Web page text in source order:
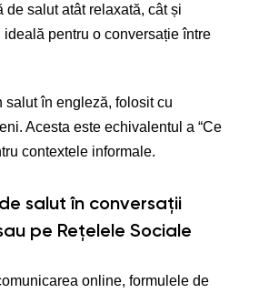
de salut atât relaxată, cât și
pentru o conversație între
salut în engleză, folosit cu
Acesta este echivalentul a “Ce
contextele informale.
salut în conversații
pe Rețelele Sociale
online, formulele de